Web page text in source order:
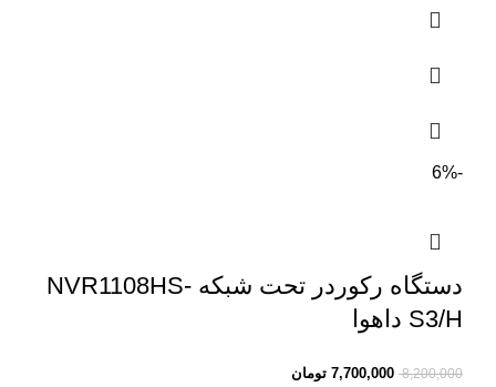
-6%
دستگاه رکوردر تحت شبکه NVR1108HS-
S3/H داهوا
8,200,000
7,700,000 تومان